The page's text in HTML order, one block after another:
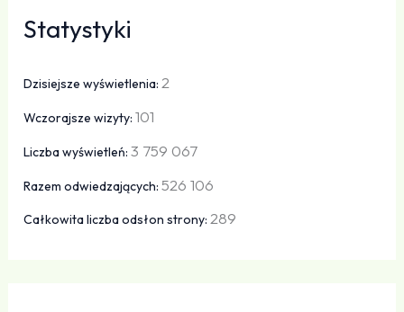
Statystyki
Dzisiejsze wyświetlenia:2
Wczorajsze wizyty:101
Liczba wyświetleń:3 759 067
Razem odwiedzających:526 106
Całkowita liczba odsłon strony:289